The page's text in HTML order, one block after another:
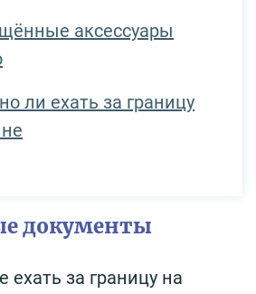
аксессуары
ли ехать за границу
документы
за границу на